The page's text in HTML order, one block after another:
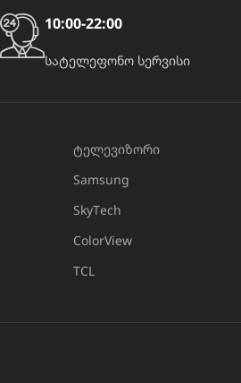
10:00-22:00
სატელეფონო სერვისი
ტელევიზორი
Samsung
SkyTech
ColorView
TCL